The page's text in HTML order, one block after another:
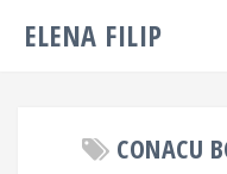
ELENA FILIP
CONACU